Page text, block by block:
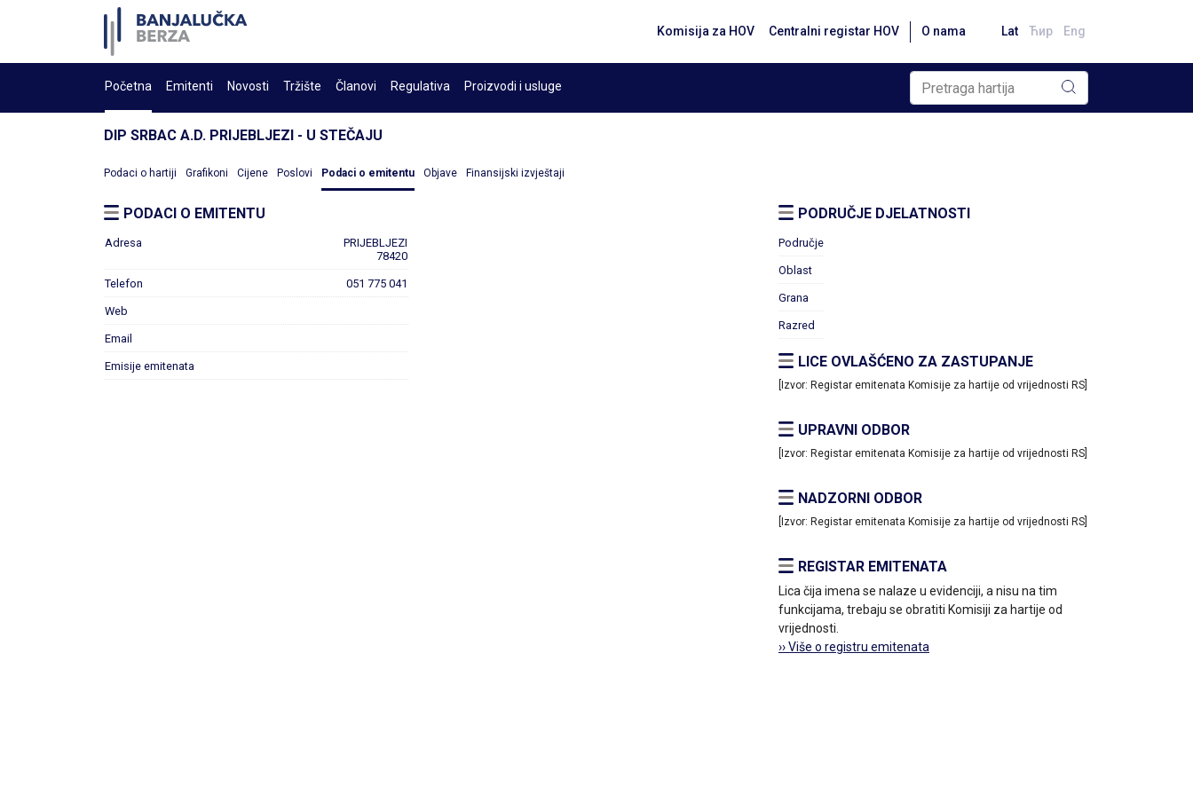
Komisija za HOV Centralni registar HOV O nama Lat Ћир Eng
Početna Emitenti Novosti Tržište Članovi Regulativa Proizvodi i usluge
DIP SRBAC A.D. PRIJEBLJEZI - U STEČAJU
Podaci o hartiji Grafikoni Cijene Poslovi Podaci o emitentu Objave Finansijski izvještaji
PODACI O EMITENTU
Adresa
PRIJEBLJEZI
78420
Telefon 051 775 041
Web
Email
Emisije emitenata
PODRUČJE DJELATNOSTI
Područje
Oblast
Grana
Razred
LICE OVLAŠĆENO ZA ZASTUPANJE
[Izvor: Registar emitenata Komisije za hartije od vrijednosti RS]
UPRAVNI ODBOR
[Izvor: Registar emitenata Komisije za hartije od vrijednosti RS]
NADZORNI ODBOR
[Izvor: Registar emitenata Komisije za hartije od vrijednosti RS]
REGISTAR EMITENATA
Lica čija imena se nalaze u evidenciji, a nisu na tim
funkcijama, trebaju se obratiti Komisiji za hartije od
vrijednosti.
›› Više o registru emitenata